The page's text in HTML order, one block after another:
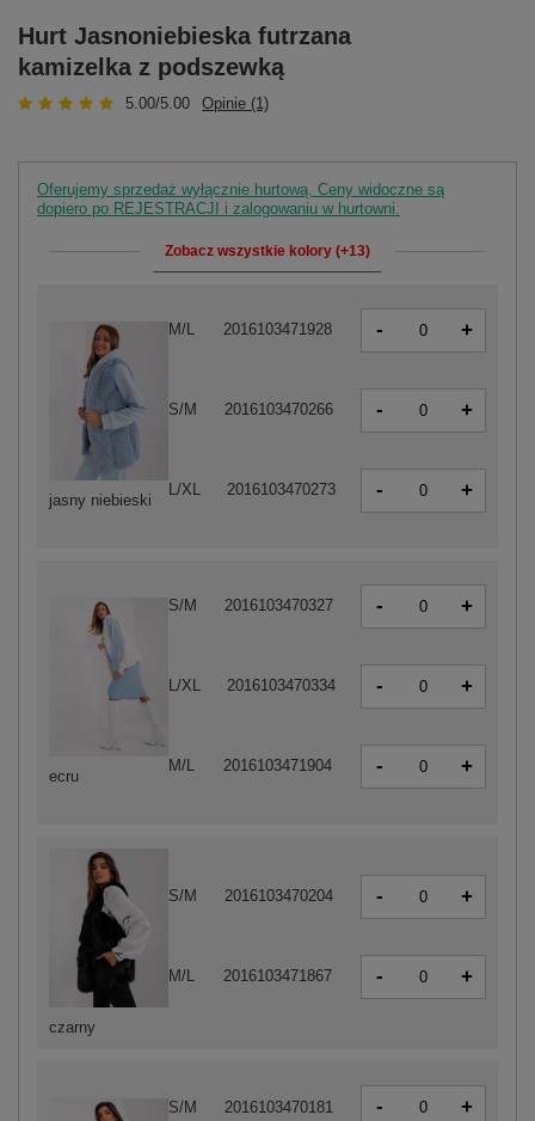
Hurt Jasnoniebieska futrzana
kamizelka z podszewką
5.00/5.00 Opinie (1)
Oferujemy sprzedaż wyłącznie hurtową. Ceny widoczne są
dopiero po REJESTRACJI i zalogowaniu w hurtowni.
Zobacz wszystkie kolory (+13)
ecru
S/M 2016103470327 - +
L/XL 2016103470334 - +
M/L 2016103471904 - +
czarny
S/M 2016103470204 - +
M/L 2016103471867 - +
S/M 2016103470181 - +
jasny niebieski
M/L 2016103471928 - +
S/M 2016103470266 - +
L/XL 2016103470273 - +